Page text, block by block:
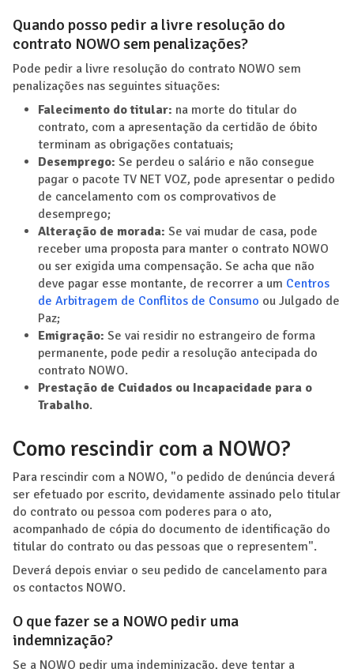
Quando posso pedir a livre resolução do
contrato NOWO sem penalizações?
Pode pedir a livre resolução do contrato NOWO sem
penalizações nas seguintes situações:
Falecimento do titular: na morte do titular do
contrato, com a apresentação da certidão de óbito
terminam as obrigações contatuais;
Desemprego: Se perdeu o salário e não consegue
pagar o pacote TV NET VOZ, pode apresentar o pedido
de cancelamento com os comprovativos de
desemprego;
Alteração de morada: Se vai mudar de casa, pode
receber uma proposta para manter o contrato NOWO
ou ser exigida uma compensação. Se acha que não
deve pagar esse montante, de recorrer a um Centros
de Arbitragem de Conflitos de Consumo ou Julgado de
Paz;
Emigração: Se vai residir no estrangeiro de forma
permanente, pode pedir a resolução antecipada do
contrato NOWO.
Prestação de Cuidados ou Incapacidade para o
Trabalho.
Como rescindir com a NOWO?
Para rescindir com a NOWO, "o pedido de denúncia deverá
ser efetuado por escrito, devidamente assinado pelo titular
do contrato ou pessoa com poderes para o ato,
acompanhado de cópia do documento de identificação do
titular do contrato ou das pessoas que o representem".
Deverá depois enviar o seu pedido de cancelamento para
os contactos NOWO.
O que fazer se a NOWO pedir uma
indemnização?
Se a NOWO pedir uma indeminização, deve tentar a